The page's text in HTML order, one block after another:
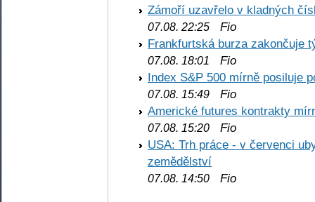
Zámoří uzavřelo v kladných
07.08. 22:25 Fio
Frankfurtská burza zakončuje
07.08. 18:01
Fio
Index S&P 500 mírně posiluje
07.08. 15:49 Fio
Americké futures kontrakty
07.08. 15:20 Fio
USA: Trh práce - v červenci
zemědělství
07.08. 14:50 Fio